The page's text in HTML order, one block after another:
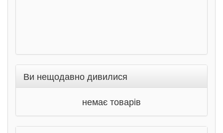
Ви нещодавно дивилися
немає товарів